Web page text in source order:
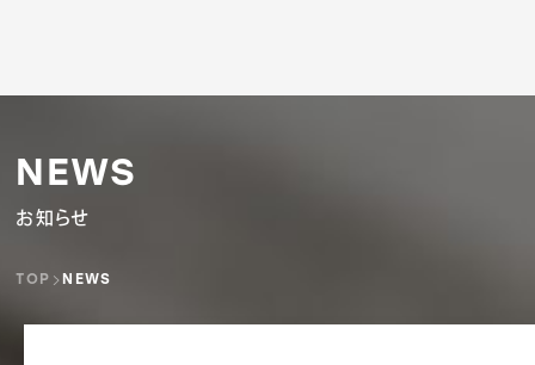
NEWS
お知らせ
TOP NEWS